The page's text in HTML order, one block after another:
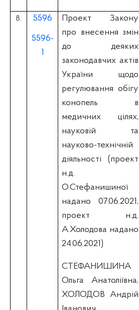
8. 5596
5596-
1
Проект Закону
про внесення змін
до деяких
законодавчих актів
України щодо
регулювання обігу
конопель в
медичних цілях,
науковій та
науково-технічній
діяльності (проект
н.д.
О.Стефанишиної
надано 07.06.2021,
проект н.д.
А.Холодова надано
24.06.2021)
СТЕФАНИШИНА
Ольга Анатоліївна,
ХОЛОДОВ Андрій